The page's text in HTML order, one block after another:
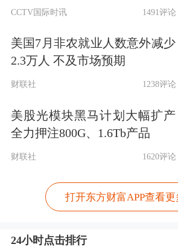
元，外币存款增加258亿美
8月末，本外币存款余
元，同比增长10.2%。月
余额209.49万亿元，同
增速与上月末持平，比
个百分点。
8月份人民币存款增加
比多增1317亿元。其中，
CCTV国际时讯 1491评论
美国7月非农就业人数意外减少
2.3万人 不及市场预期
财联社 1238评论
美股光模块黑马计划大幅扩产
全力押注800G、1.6Tb产品
财联社 1620评论
打开东方财富APP查看
24小时点击排行